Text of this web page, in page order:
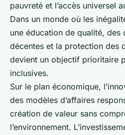
pauvreté et l’accès universel
Dans un monde où les
une éducation de qualité, des
décentes et la protection des
devient un objectif prioritaire
inclusives.
Sur le plan économique,
des modèles d’affaires
création de valeur sans
l’environnement.